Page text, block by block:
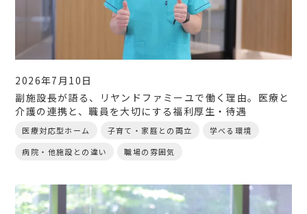
2026年7月10日
副施設長が語る、リヤンドファミーユで働く理由。医療と
介護の連携と、職員を大切にする福利厚生・待遇
医療対応型ホーム 子育て・家庭との両立
学べる環境
病院・他施設との違い
職場の雰囲気